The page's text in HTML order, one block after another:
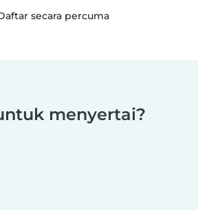
secara percuma
menyertai?